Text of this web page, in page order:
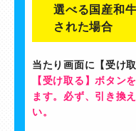
選べる国産和
された場合
当たり画面に【受け
【受け取る】ボタン
ます。必ず、引き換
い。